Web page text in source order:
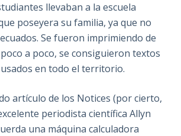
llevaban a la escuela
poseyera su familia, ya que no
Se fueron imprimiendo de
a poco, se consiguieron textos
en todo el territorio.
artículo de los Notices (por cierto,
periodista científica Allyn
una máquina calculadora